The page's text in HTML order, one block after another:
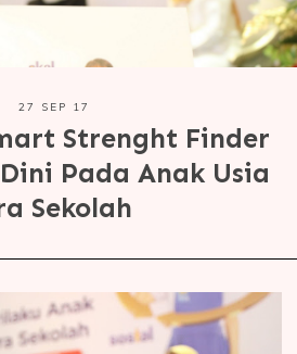
27 SEP 17
Strenght Finder
Pada Anak Usia
Sekolah